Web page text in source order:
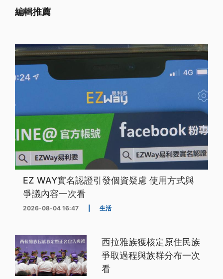
編輯推薦
EZ WAY實名認證引發個資疑慮 使用方式與
爭議內容一次看
2026-08-04 16:47 生活
西拉雅族獲核定原住民族
爭取過程與族群分布一次
看